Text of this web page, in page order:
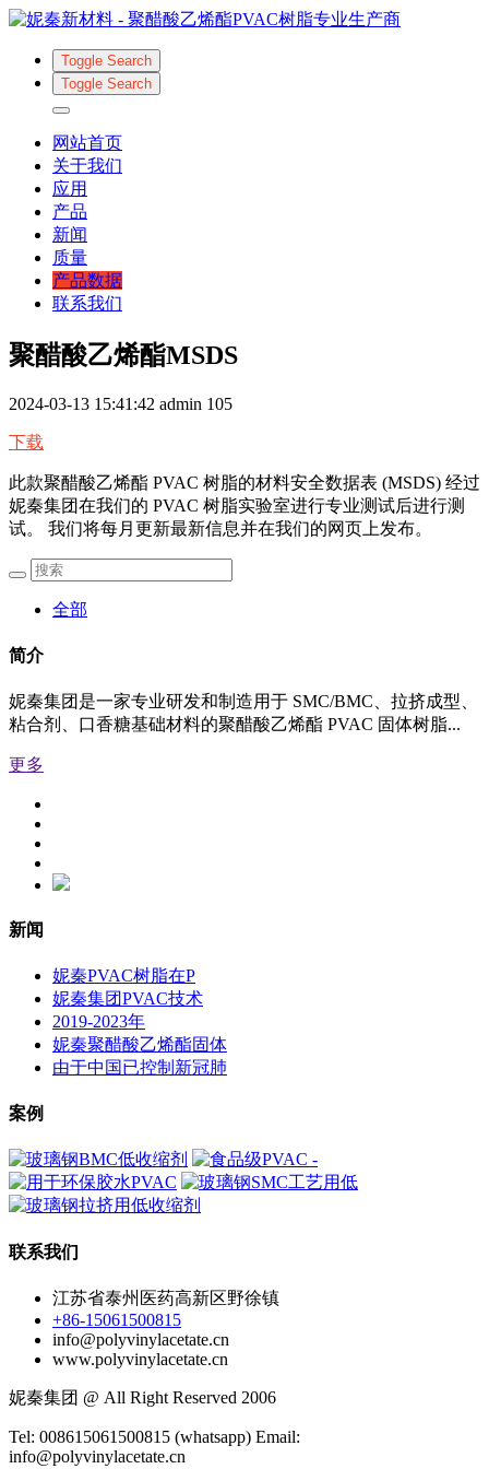
Toggle Search
Toggle Search
网站首页
关于我们
应用
产品
新闻
质量
产品数据
联系我们
聚醋酸乙烯酯MSDS
2024-03-13 15:41:42 admin 105
下载
此款聚醋酸乙烯酯 PVAC 树脂的材料安全数据表 (MSDS) 经过
妮秦集团在我们的 PVAC 树脂实验室进行专业测试后进行测
试。 我们将每月更新最新信息并在我们的网页上发布。
全部
简介
妮秦集团是一家专业研发和制造用于 SMC/BMC、拉挤成型、
粘合剂、口香糖基础材料的聚醋酸乙烯酯 PVAC 固体树脂...
更多
新闻
妮秦PVAC树脂在P
妮秦集团PVAC技术
2019-2023年
妮秦聚醋酸乙烯酯固体
由于中国已控制新冠肺
案例
联系我们
江苏省泰州医药高新区野徐镇
+86-15061500815
info@polyvinylacetate.cn
www.polyvinylacetate.cn
妮秦集团 @ All Right Reserved 2006
Tel: 008615061500815 (whatsapp) Email:
info@polyvinylacetate.cn